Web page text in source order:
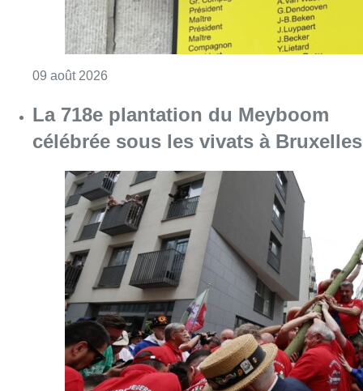
09 août 2026
La 718e plantation du Meyboom
célébrée sous les vivats à Bruxelles